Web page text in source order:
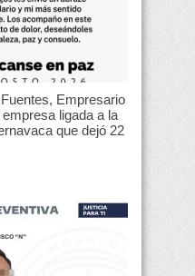
Empresario
ligada a la
que dejó 22